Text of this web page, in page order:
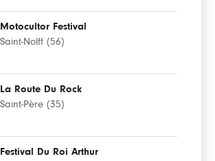
Motocultor Festival
Saint-Nolff (56)
La Route Du Rock
Saint-Père (35)
Festival Du Roi Arthur